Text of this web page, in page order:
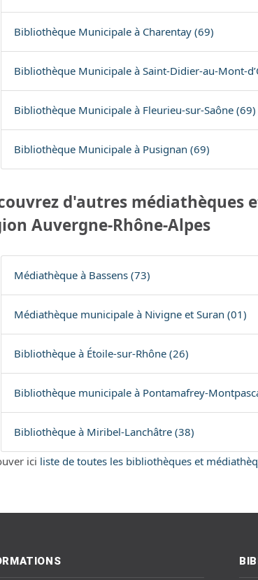
Bibliothèque Municipale à Charentay (69)
Bibliothèque Municipale à Saint-Didier-au-Mont-
Bibliothèque Municipale à Fleurieu-sur-Saône (69)
Bibliothèque Municipale à Pusignan (69)
d'autres médiathèques
Auvergne-Rhône-Alpes
Médiathèque à Bassens (73)
Médiathèque municipale à Nivigne et Suran (01)
Bibliothèque à Étoile-sur-Rhône (26)
Bibliothèque municipale à Pontamafrey-
Bibliothèque à Miribel-Lanchâtre (38)
ici liste de toutes les bibliothèques et